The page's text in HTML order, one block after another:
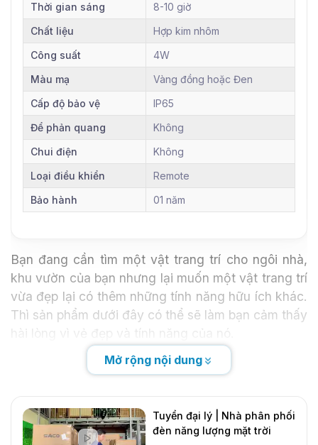
Thời gian sáng
8-10 giờ
Chất liệu
Hợp kim nhôm
Công suất
4W
Màu mạ
Vàng đồng hoặc Đen
Cấp độ bảo vệ
IP65
Để phản quang
Không
Chui điện
Không
Loại điều khiển
Remote
Bảo hành
01 năm
Bạn đang cần tìm một vật trang trí cho ngôi nhà,
khu vườn của bạn nhưng lại muốn một vật trang trí
vừa đẹp lại có thêm những tính năng hữu ích khác.
Thì sản phẩm dưới đây có thể sẽ làm bạn cảm thấy
Với vẻ đẹp cổ điển nhưng không kém phần sang
thêm phần sang trọng hơn vì vẻ đẹp và ánh sáng
của nó.
Mở rộng nội dung
Tuyển đại lý | Nhà phân phối
đèn năng lượng mặt trời